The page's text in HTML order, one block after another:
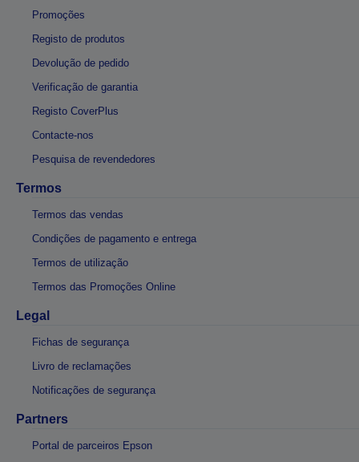
Promoções
Registo de produtos
Devolução de pedido
Verificação de garantia
Registo CoverPlus
Contacte-nos
Pesquisa de revendedores
Termos
Termos das vendas
Condições de pagamento e entrega
Termos de utilização
Termos das Promoções Online
Legal
Fichas de segurança
Livro de reclamações
Notificações de segurança
Partners
Portal de parceiros Epson